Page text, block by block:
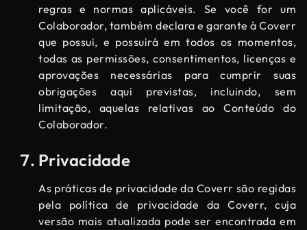
regras e normas aplicáveis. Se você for um
Colaborador, também declara e garante à Coverr
que possui, e possuirá em todos os momentos,
todas as permissões, consentimentos, licenças e
aprovações necessárias para cumprir suas
obrigações aqui previstas, incluindo, sem
limitação, aquelas relativas ao Conteúdo do
Colaborador.
Privacidade
As práticas de privacidade da Coverr são regidas
pela política de privacidade da Coverr, cuja
versão mais atualizada pode ser encontrada em